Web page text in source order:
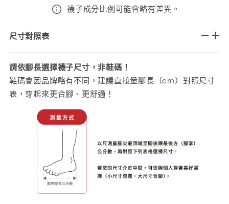
襪子成分比例可能會略有差異。
尺寸對照表
請依腳長選擇襪子尺寸，非鞋碼！
鞋碼會因品牌略有不同，建議直接量腳長（cm）對照尺寸
表，穿起來更合腳、更舒適！